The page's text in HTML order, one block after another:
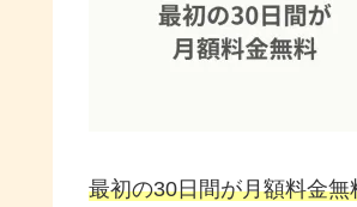
最初の30日間が月額料金無